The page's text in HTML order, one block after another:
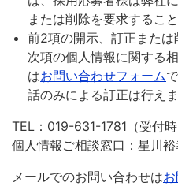
または削除を要求するこ
前2項の開示、訂正または
次項の個人情報に関する
はお問い合わせフォーム
話のみによる訂正は行えま
TEL：019-631-1781（受付
個人情報ご相談窓口：星川
メールでのお問い合わせは